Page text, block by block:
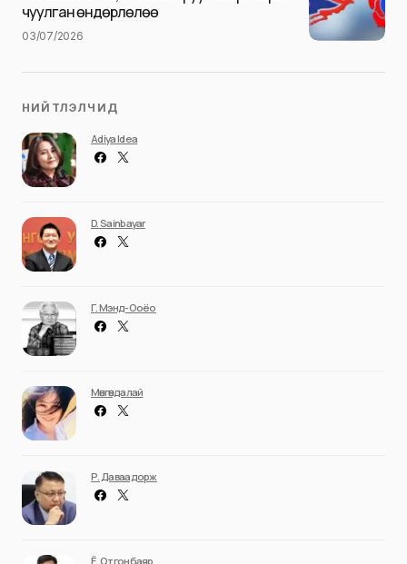
чуулган өндөрлөлөө
03/07/2026
НИЙТЛЭЛЧИД
Adiya Idea
D. Sainbayar
Г. Мэнд-Ооёо
Мөнгөндалай
Р. Даваадорж
Ё. Отгонбаяр